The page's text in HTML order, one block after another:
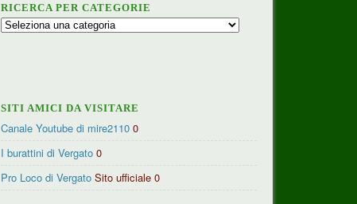
RICERCA PER CATEGORIE
Ricerca
SITI AMICI DA VISITARE
Canale Youtube di mire2110 0
I burattini di Vergato 0
Pro Loco di Vergato Sito ufficiale 0